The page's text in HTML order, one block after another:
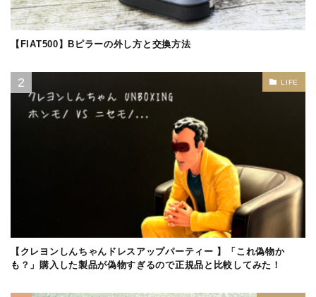
【FIAT500】Bピラーの外し方と交換方法
LIFE
【クレヨンしんちゃんドレスアップパーティー 】「これ偽物か
も？」購入した製品が偽物すぎるので正規品と比較してみた！